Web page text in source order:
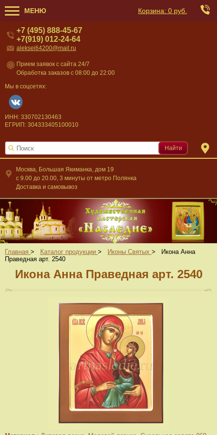
МЕНЮ Корзина: 0 руб.
Москва, Большая Якиманка, дом 19
c 9.00 до 20.00, 3 минуты от метро Полянка
Доставка и самовывоз
+7 (495) 888-45-67
+7(919) 012-24-64
aleksei64200@mail.ru
Прием заявок с сайта 24/7
Обработка заказов с 08:00 до 22:00
Мы в соцсетях:
ИНН: 330702130463
ЕГРИП: 304333405100010
Найти
Главная > Каталог продукции > Иконы Святых >
Икона Анна
Праведная арт. 2540
Икона Анна Праведная арт. 2540